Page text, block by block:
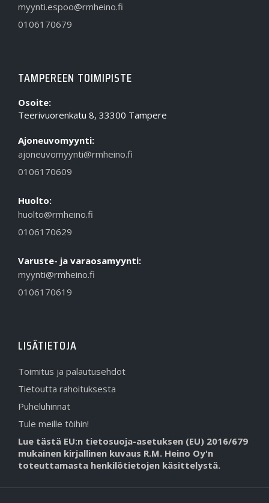
myynti.espoo@rmheino.fi
0106170679
TAMPEREEN TOIMIPISTE
Osoite:
Teerivuorenkatu 8, 33300 Tampere
Ajoneuvomyynti:
ajoneuvomyynti@rmheino.fi
0106170609
Huolto:
huolto@rmheino.fi
0106170629
Varuste- ja varaosamyynti:
myynti@rmheino.fi
0106170619
LISÄTIETOJA
Toimitus ja palautusehdot
Tietoutta rahoituksesta
Puheluhinnat
Tule meille töihin!
Lue tästä EU:n tietosuoja-asetuksen (EU) 2016/679
mukainen kirjallinen kuvaus R.M. Heino Oy'n
toteuttamasta henkilötietojen käsittelystä.